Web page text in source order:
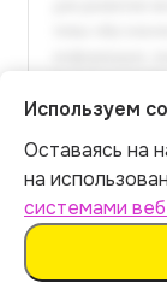
Итог:499
Используем
Оставаясь на
на
системами